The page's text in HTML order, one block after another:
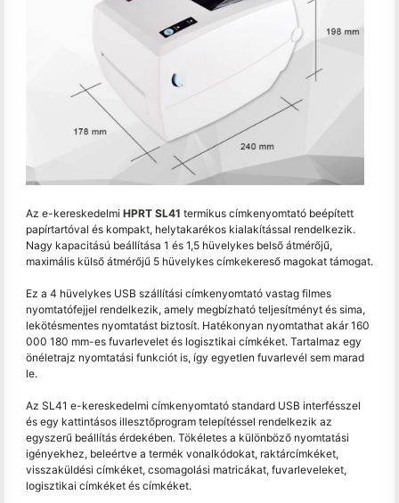
Az e-kereskedelmi HPRT SL41 termikus címkenyomtató beépített
papírtartóval és kompakt, helytakarékos kialakítással rendelkezik.
Nagy kapacitású beállítása 1 és 1,5 hüvelykes belső átmérőjű,
maximális külső átmérőjű 5 hüvelykes címkekereső magokat támogat.
Ez a 4 hüvelykes USB szállítási címkenyomtató vastag filmes
nyomtatófejjel rendelkezik, amely megbízható teljesítményt és sima,
lekötésmentes nyomtatást biztosít. Hatékonyan nyomtathat akár 160
000 180 mm-es fuvarlevelet és logisztikai címkéket. Tartalmaz egy
önéletrajz nyomtatási funkciót is, így egyetlen fuvarlevél sem marad
le.
Az SL41 e-kereskedelmi címkenyomtató standard USB interfésszel
és egy kattintásos illesztőprogram telepítéssel rendelkezik az
egyszerű beállítás érdekében. Tökéletes a különböző nyomtatási
igényekhez, beleértve a termék vonalkódokat, raktárcímkéket,
visszaküldési címkéket, csomagolási matricákat, fuvarleveleket,
logisztikai címkéket és címkéket.